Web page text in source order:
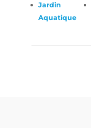
Jardin
Aquatique